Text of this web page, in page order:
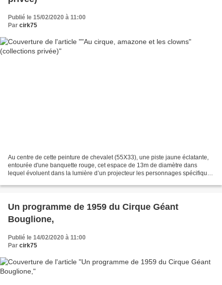
Publié le 15/02/2020 à 11:00
Par cirk75
Au centre de cette peinture de chevalet (55X33), une piste jaune éclatante,
entourée d'une banquette rouge, cet espace de 13m de diamètre dans
lequel évoluent dans la lumière d’un projecteur les personnages spécifiques
Un programme de 1959 du Cirque Géant
Bouglione,
Publié le 14/02/2020 à 11:00
Par cirk75